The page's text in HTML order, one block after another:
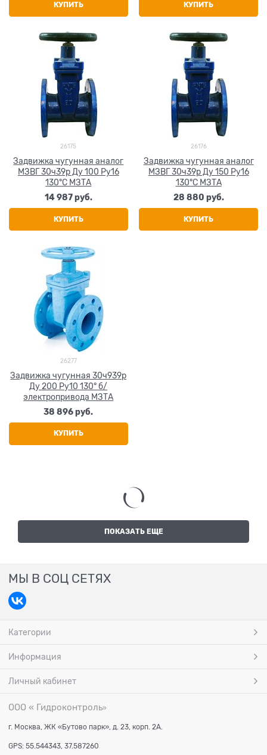
КУПИТЬ КУПИТЬ
26175
Задвижка чугунная аналог
МЗВГ 30ч39р Ду 100 Ру16
130°C МЗТА
14 987 руб.
КУПИТЬ
26176
Задвижка чугунная аналог
МЗВГ 30ч39р Ду 150 Ру16
130°C МЗТА
28 880 руб.
КУПИТЬ
26277
Задвижка чугунная 30ч939р
Ду 200 Ру10 130° б/
электропривода МЗТА
38 896 руб.
КУПИТЬ
ПОКАЗАТЬ ЕЩЕ
МЫ В СОЦ СЕТЯХ
Категории
Информация
Личный кабинет
ООО « Гидроконтроль»
г. Москва, ЖК «Бутово парк», д. 23, корп. 2А.
GPS: 55.544343, 37.587260